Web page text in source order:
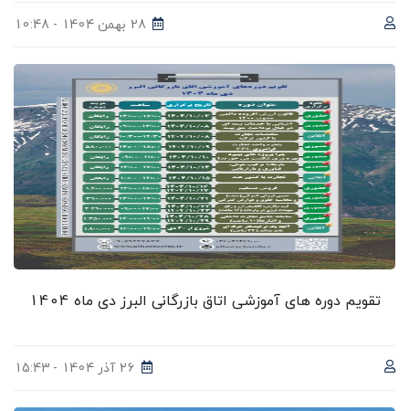
28 بهمن 1404 - 10:48
تقویم دوره های آموزشی اتاق بازرگانی البرز دی ماه 1404
26 آذر 1404 - 15:43